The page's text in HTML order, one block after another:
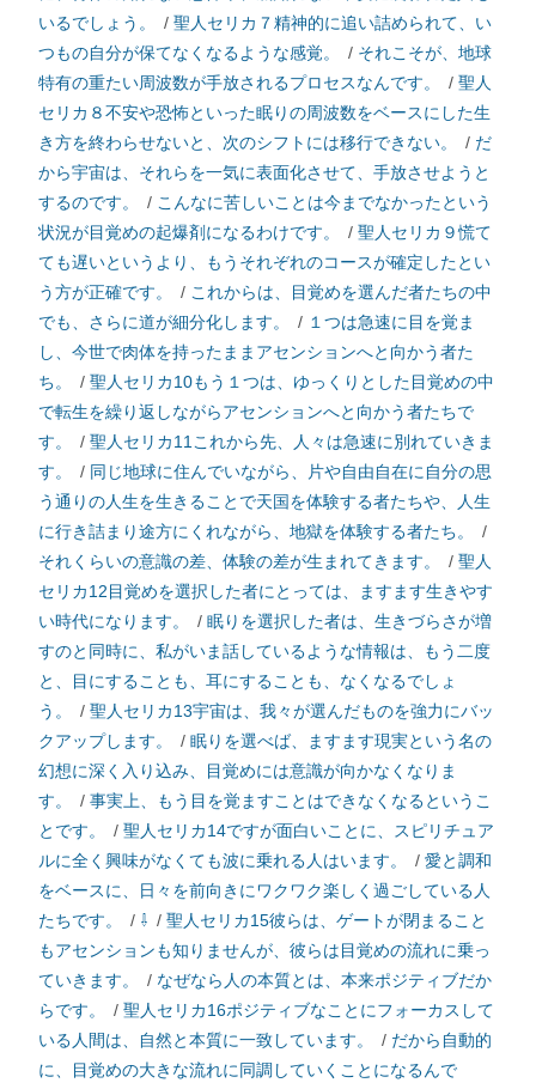
いるでしょう。
/ 聖人セリカ７精神的に追い詰められて、い
つもの自分が保てなくなるような感覚。
/ それこそが、地球
特有の重たい周波数が手放されるプロセスなんです。
/ 聖人
セリカ８不安や恐怖といった眠りの周波数をベースにした生
き方を終わらせないと、次のシフトには移行できない。
/ だ
から宇宙は、それらを一気に表面化させて、手放させようと
するのです。
/ こんなに苦しいことは今までなかったという
状況が目覚めの起爆剤になるわけです。
/ 聖人セリカ９慌て
ても遅いというより、もうそれぞれのコースが確定したとい
う方が正確です。
/ これからは、目覚めを選んだ者たちの中
でも、さらに道が細分化します。
/ １つは急速に目を覚ま
し、今世で肉体を持ったままアセンションへと向かう者た
ち。
/ 聖人セリカ10もう１つは、ゆっくりとした目覚めの中
で転生を繰り返しながらアセンションへと向かう者たちで
す。
/ 聖人セリカ11これから先、人々は急速に別れていきま
す。
/ 同じ地球に住んでいながら、片や自由自在に自分の思
う通りの人生を生きることで天国を体験する者たちや、人生
に行き詰まり途方にくれながら、地獄を体験する者たち。
/
それくらいの意識の差、体験の差が生まれてきます。
/ 聖人
セリカ12目覚めを選択した者にとっては、ますます生きやす
い時代になります。
/ 眠りを選択した者は、生きづらさが増
すのと同時に、私がいま話しているような情報は、もう二度
と、目にすることも、耳にすることも、なくなるでしょ
う。
/ 聖人セリカ13宇宙は、我々が選んだものを強力にバッ
クアップします。
/ 眠りを選べば、ますます現実という名の
幻想に深く入り込み、目覚めには意識が向かなくなりま
す。
/ 事実上、もう目を覚ますことはできなくなるというこ
とです。
/ 聖人セリカ14ですが面白いことに、スピリチュア
ルに全く興味がなくても波に乗れる人はいます。
/ 愛と調和
をベースに、日々を前向きにワクワク楽しく過ごしている人
たちです。
/ ⇩ / 聖人セリカ15彼らは、ゲートが閉まること
もアセンションも知りませんが、彼らは目覚めの流れに乗っ
ていきます。
/ なぜなら人の本質とは、本来ポジティブだか
らです。
/ 聖人セリカ16ポジティブなことにフォーカスして
いる人間は、自然と本質に一致しています。
/ だから自動的
に、目覚めの大きな流れに同調していくことになるんで